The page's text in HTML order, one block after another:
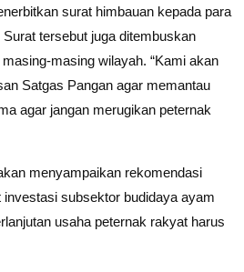
surat himbauan kepada para
tersebut juga ditembuskan
masing wilayah. “Kami akan
Satgas Pangan agar memantau
agar jangan merugikan peternak
menyampaikan rekomendasi
subsektor budidaya ayam
usaha peternak rakyat harus